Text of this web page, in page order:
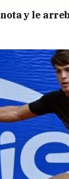
y le